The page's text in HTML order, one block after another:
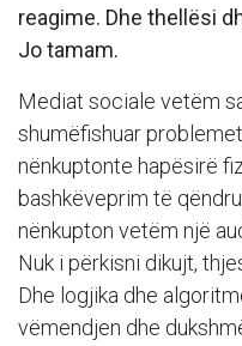
reagime. Dhe thellësi
Jo tamam.
Mediat sociale vetëm
shumëfishuar
nënkuptonte hapësirë
bashkëveprim të
nënkupton vetëm një
Nuk i përkisni dikujt,
Dhe logjika dhe
vëmendjen dhe